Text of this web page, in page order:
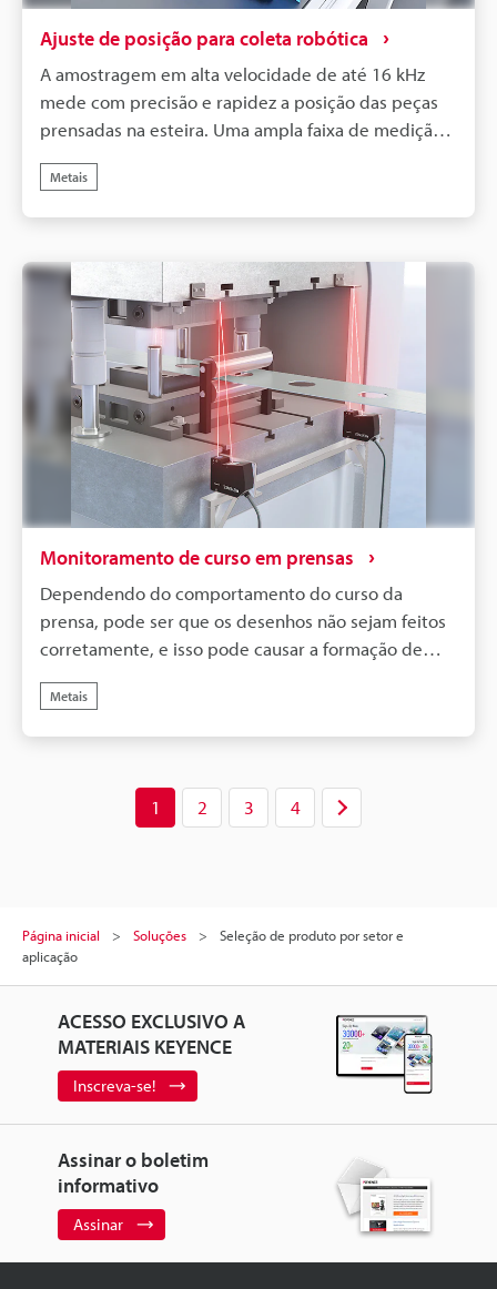
Ajuste de posição para coleta robótica
A amostragem em alta velocidade de até 16 kHz
mede com precisão e rapidez a posição das peças
prensadas na esteira. Uma ampla faixa de medição é
tornando-o ideal para o posicionamento de peças
3D.
Metais
Monitoramento de curso em prensas
Dependendo do comportamento do curso da
prensa, pode ser que os desenhos não sejam feitos
corretamente, e isso pode causar a formação de
deslocamento a laser de longa distância possibilita
diminuir o tempo gasto para determinar as
Metais
1 2 3 4
Página inicial Soluções
Seleção de produto por setor e
aplicação
ACESSO EXCLUSIVO A
MATERIAIS KEYENCE
Inscreva-se!
Assinar o boletim
informativo
Assinar